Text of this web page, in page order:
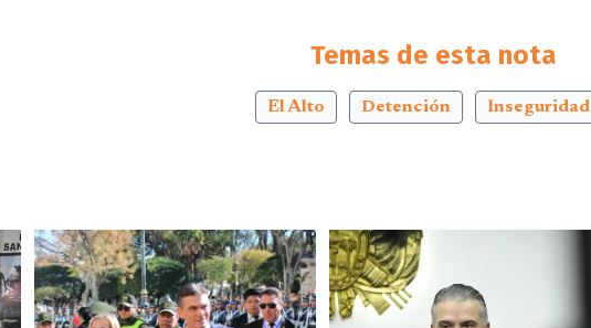
Temas de esta nota
El Alto Detención Inseguridad